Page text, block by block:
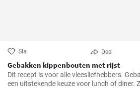
Sla Deel
Gebakken kippenbouten met rijst
Dit recept is voor alle vleesliefhebbers.
een uitstekende keuze voor lunch of diner.